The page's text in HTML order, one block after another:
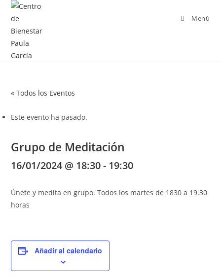
Menú
« Todos los Eventos
Este evento ha pasado.
Grupo de Meditación
16/01/2024 @ 18:30- 19:30
Únete y medita en grupo. Todos los martes de 1830 a 19.30
horas
Añadir al calendario